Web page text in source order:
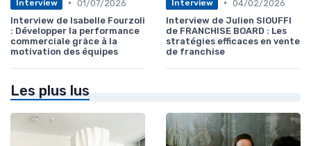
Interview
01/07/2026
Interview de Isabelle Fourzoli
: Développer la performance
commerciale grâce à la
motivation des équipes
Interview
04/02/2026
Interview de Julien SIOUFFI
de FRANCHISE BOARD : Les
stratégies efficaces en vente
de franchise
Les plus lus